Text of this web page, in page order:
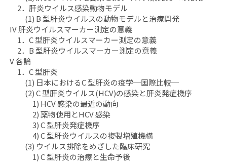
量
を
減
ら
す
量
を
増
や
す
2．肝炎ウイルス感染動物モデル
(1) B 型肝炎ウイルスの動物モデルと治療開発
IV 肝炎ウイルスマーカー測定の意義
1．C 型肝炎ウイルスマーカー測定の意義
2．B 型肝炎ウイルスマーカー測定の意義
V 各論
1．C 型肝炎
(1) 日本におけるC 型肝炎の疫学─国際比較─
(2) C 型肝炎ウイルス(HCV)の感染と肝炎発症機序
1) HCV 感染の最近の動向
2) 薬物使用とHCV 感染
3) C 型肝炎発症機序
4) C 型肝炎ウイルスの複製増殖機構
(3) ウイルス排除をめざした臨床研究
1) C 型肝炎の治療と生命予後